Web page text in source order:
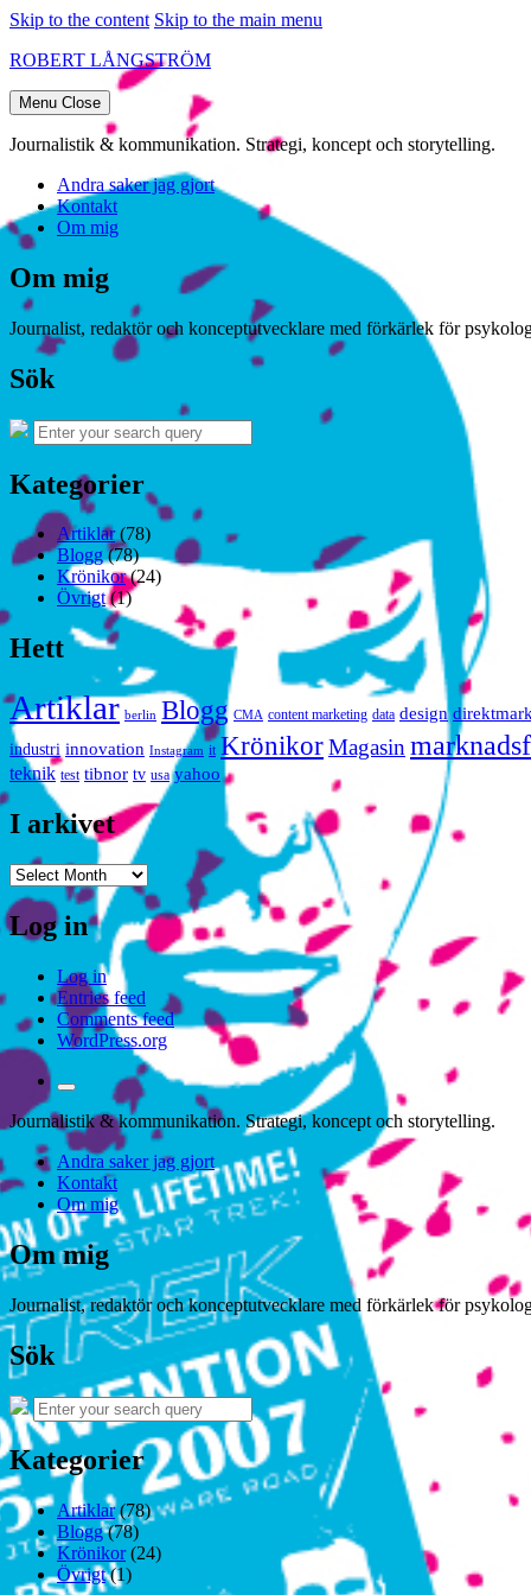
Skip to the content Skip to the main menu
ROBERT LÅNGSTRÖM
Menu Close
Journalistik & kommunikation. Strategi, koncept och storytelling.
Andra saker jag gjort
Kontakt
Om mig
Om mig
Journalist, redaktör och konceptutvecklare med förkärlek för
Sök
Search
for:
Search
Kategorier
Artiklar(78)
Blogg(78)
Krönikor(24)
Övrigt(1)
Hett
Artiklar berlin Blogg CMA content marketing data design
industri innovation Instagram it KrönikorMagasin
teknik test tibnor tv usa yahoo
I arkivet
arkivet
Log in
Log in
Entries feed
Comments feed
WordPress.org
Toggle
the
search
field
Journalistik & kommunikation. Strategi, koncept och storytelling.
Andra saker jag gjort
Kontakt
Om mig
Om mig
Journalist, redaktör och konceptutvecklare med förkärlek för
Sök
Search
for:
Search
Kategorier
Artiklar(78)
Blogg(78)
Krönikor(24)
Övrigt(1)